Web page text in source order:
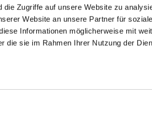
die Zugriffe auf unsere Website zu
Website an unsere Partner für
Informationen möglicherweise mit
die sie im Rahmen Ihrer Nutzung der
uns
Service
Downloads
Kontakt
Tel.: (+43) 07221 63430